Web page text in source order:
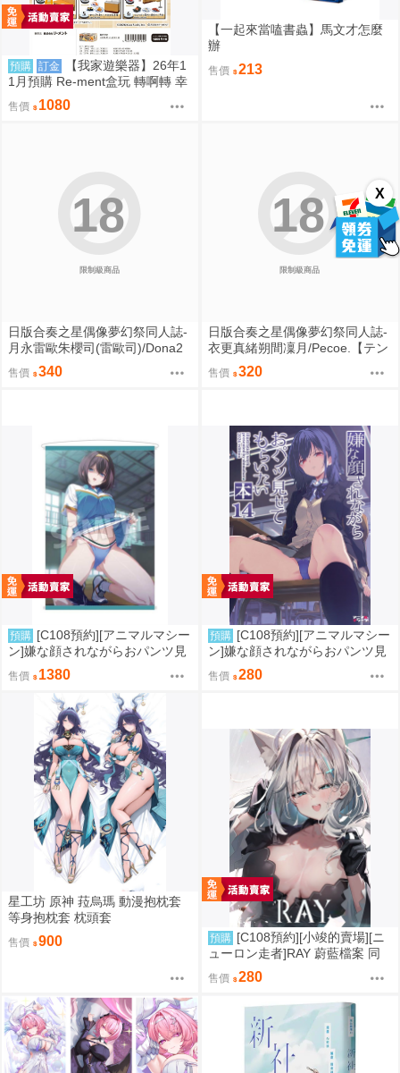
X
預購 訂金
【我家遊樂器】26年1
1月預購 Re-ment盒玩 轉啊轉 幸
福一盤 藏壽司
售價 1080
【一起來當嗑書蟲】馬文才怎麼
辦
售價 213
限制級商品
18
日版合奏之星偶像夢幻祭同人誌-
月永雷歐朱櫻司(雷歐司)/Dona2
【Love Sweet Sweet】
售價 340
限制級商品
18
日版合奏之星偶像夢幻祭同人誌-
衣更真緒朔間凜月/Pecoe.【テン
プテェション スカァレット】
售價 320
預購 [C108預約][アニマルマシー
ン]嫌な顔されながらおパンツ見
せてもらいたい本14 附蜜瓜特典
A4資料夾+B2掛軸 同人誌id=372
售價 1380
預購 [C108預約][アニマルマシー
ン]嫌な顔されながらおパンツ見
せてもらいたい本14 附蜜瓜特典
A4資料夾 同人誌id=3770666
售價 280
星工坊 原神 菈烏瑪 動漫抱枕套
等身抱枕套 枕頭套
售價 900 預購 [C108預約][小竣的賣場][ニ
ューロン走者]RAY 蔚藍檔案 同
人誌id=3785647
售價 280